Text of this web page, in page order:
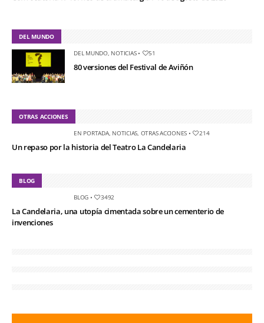
DEL MUNDO
DEL MUNDO, NOTICIAS• 51
80 versiones del Festival de Aviñón
OTRAS ACCIONES
EN PORTADA, NOTICIAS OTRAS ACCIONES • 214
Un repaso por la historia del Teatro La Candelaria
BLOG
BLOG • 3492
La Candelaria, una utopía cimentada sobre un cementerio de
invenciones